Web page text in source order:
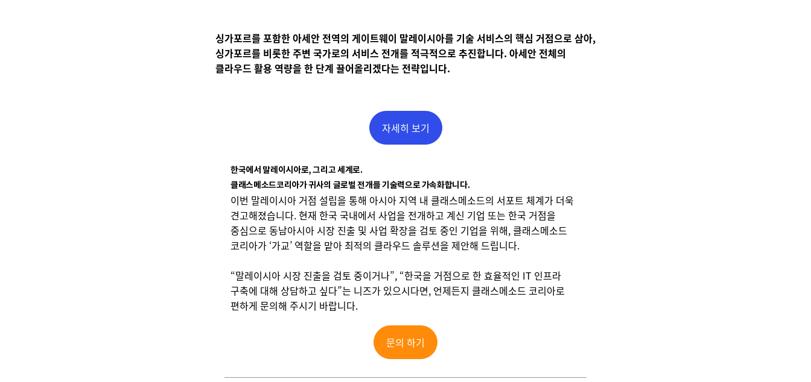
싱가포르를 포함한 아세안 전역의 게이트웨이 말레이시아를 기술 서비스의 핵심 거점으로 삼아,
싱가포르를 비롯한 주변 국가로의 서비스 전개를 적극적으로 추진합니다. 아세안 전체의
클라우드 활용 역량을 한 단계 끌어올리겠다는 전략입니다.
자세히 보기
한국에서 말레이시아로, 그리고 세계로.
클래스메소드코리아가 귀사의 글로벌 전개를 기술력으로 가속화합니다.
이번 말레이시아 거점 설립을 통해 아시아 지역 내 클래스메소드의 서포트 체계가 더욱
견고해졌습니다. 현재 한국 국내에서 사업을 전개하고 계신 기업 또는 한국 거점을
중심으로 동남아시아 시장 진출 및 사업 확장을 검토 중인 기업을 위해, 클래스메소드
코리아가 ‘가교’ 역할을 맡아 최적의 클라우드 솔루션을 제안해 드립니다.
“말레이시아 시장 진출을 검토 중이거나”, “한국을 거점으로 한 효율적인 IT 인프라
구축에 대해 상담하고 싶다”는 니즈가 있으시다면, 언제든지 클래스메소드 코리아로
편하게 문의해 주시기 바랍니다.
문의 하기